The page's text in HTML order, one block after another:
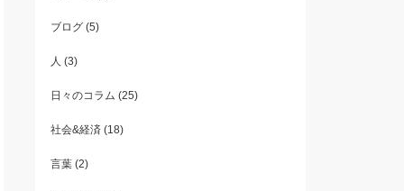
ブログ(5)
人 (3)
日々のコラム (25)
社会&経済(18)
言葉(2)